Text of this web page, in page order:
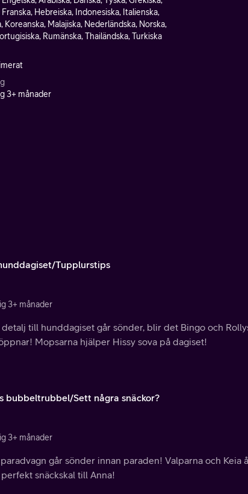
Franska, Hebreiska, Indonesiska, Italienska,
Koreanska, Malajiska, Nederländska, Norska,
Rumänska, Thailändska, Turkiska
3+ månader
Tupplurstips
3+ månader
detalj till hunddagiset går sönder, blir det Bingo och
Mopsarna hjälper Hissy sova på dagiset!
bubbeltrubbel/Sett några snäckor?
3+ månader
går sönder innan paraden! Valparna och Keia
snäckskal till Anna!